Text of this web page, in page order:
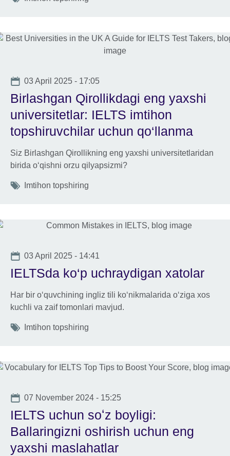
Date
03 April 2025 - 17:05
Birlashgan Qirollikdagi eng yaxshi
universitetlar: IELTS imtihon
topshiruvchilar uchun qo‘llanma
Siz Birlashgan Qirollikning eng yaxshi universitetlaridan
birida oʻqishni orzu qilyapsizmi?
Tags
Imtihon topshiring
Date
03 April 2025 - 14:41
IELTSda ko‘p uchraydigan xatolar
Har bir o‘quvchining ingliz tili ko‘nikmalarida o‘ziga xos
kuchli va zaif tomonlari mavjud.
Tags
Imtihon topshiring
Date
07 November 2024 - 15:25
IELTS uchun soʻz boyligi:
Ballaringizni oshirish uchun eng
yaxshi maslahatlar